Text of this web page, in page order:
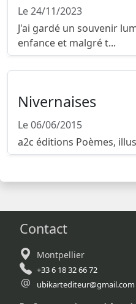
Le 24/11/2023
J'ai gardé un souvenir
enfance et malgré t...
Nivernaises
Le 06/06/2015
a2c éditions Poèmes,
Contact
Montpellier
+33 6 18 32 66 72
ubikartediteur@gmail.com